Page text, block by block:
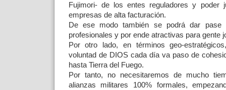
Fujimori- de los entes reguladores y poder
empresas de alta facturación.
De ese modo también se podrá dar pase
profesionales y por ende atractivas para gente
Por otro lado, en términos geo-
voluntad de DIOS cada día va paso de
hasta Tierra del Fuego.
Por tanto, no necesitaremos de mucho
alianzas militares 100% formales,